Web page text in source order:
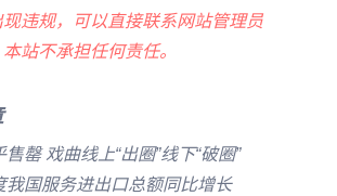
违规，可以直接联系网站管理员
站不承担任何责任。
售罄 戏曲线上“出圈”线下“破圈”
我国服务进出口总额同比增长